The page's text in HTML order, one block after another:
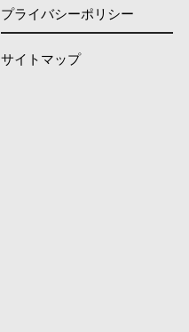
プライバシーポリシー
サイトマップ